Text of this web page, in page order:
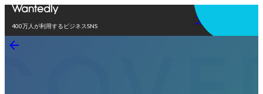
400万人が利用するビジネスSNS
アプリを使う